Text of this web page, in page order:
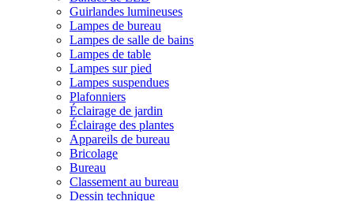
Guirlandes lumineuses
Lampes de bureau
Lampes de salle de bains
Lampes de table
Lampes sur pied
Lampes suspendues
Plafonniers
Éclairage de jardin
Éclairage des plantes
Appareils de bureau
Bricolage
Bureau
Classement au bureau
Dessin technique